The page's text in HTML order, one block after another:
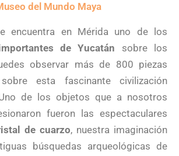
del Mundo Maya
encuentra en Mérida uno de los
de Yucatán sobre los
observar más de 800 piezas
esta fascinante civilización
de los objetos que a nosotros
fueron las espectaculares
de cuarzo, nuestra imaginación
búsquedas arqueológicas de